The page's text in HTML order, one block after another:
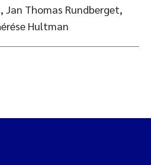
Jan Thomas Rundberget,
Hultman